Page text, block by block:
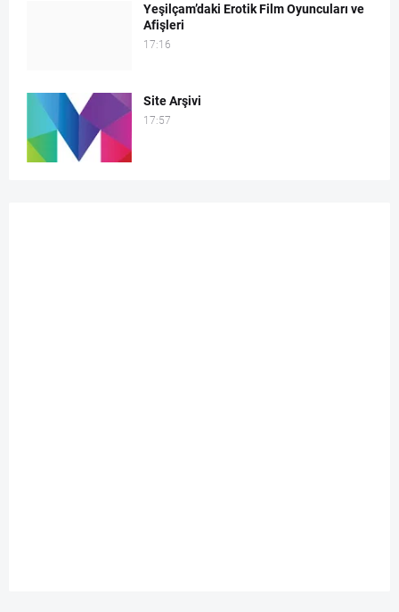
Yeşilçam’daki Erotik Film Oyuncuları ve
Afişleri
17:16
Site Arşivi
17:57